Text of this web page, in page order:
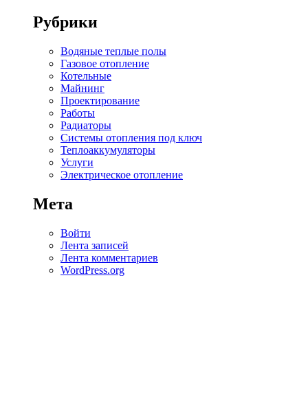
Рубрики
Водяные теплые полы
Газовое отопление
Котельные
Майнинг
Проектирование
Работы
Радиаторы
Системы отопления под ключ
Теплоаккумуляторы
Услуги
Электрическое отопление
Мета
Войти
Лента записей
Лента комментариев
WordPress.org